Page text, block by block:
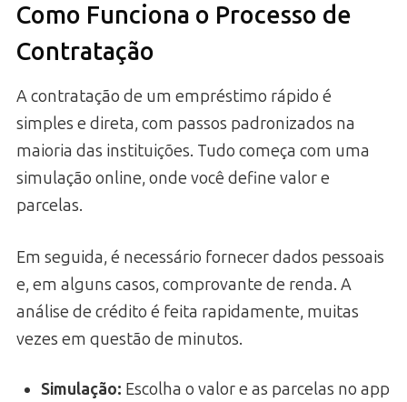
Como Funciona o Processo de
Contratação
A contratação de um empréstimo rápido é
simples e direta, com passos padronizados na
maioria das instituições. Tudo começa com uma
simulação online, onde você define valor e
parcelas.
Em seguida, é necessário fornecer dados pessoais
e, em alguns casos, comprovante de renda. A
análise de crédito é feita rapidamente, muitas
vezes em questão de minutos.
Simulação: Escolha o valor e as parcelas no app